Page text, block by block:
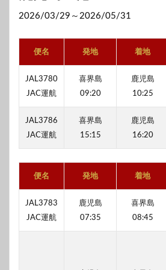
2026/03/29～2026/05/31
便名 発地 着地
JAL3780
JAC運航
喜界島
09:20
鹿児島
10:25
JAL3786
JAC運航
喜界島
15:15
鹿児島
16:20
便名 発地 着地
JAL3783
JAC運航
鹿児島
07:35
喜界島
08:45